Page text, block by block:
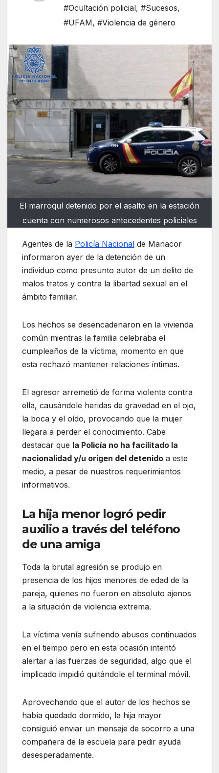
#Ocultación policial, #Sucesos,
#UFAM, #Violencia de género
El marroquí detenido por el asalto en la estación
cuenta con numerosos antecedentes policiales
Agentes de la Policía Nacional de Manacor
informaron ayer de la detención de un
individuo como presunto autor de un delito de
malos tratos y contra la libertad sexual en el
ámbito familiar.
Los hechos se desencadenaron en la vivienda
común mientras la familia celebraba el
cumpleaños de la víctima, momento en que
esta rechazó mantener relaciones íntimas.
El agresor arremetió de forma violenta contra
ella, causándole heridas de gravedad en el ojo,
la boca y el oído, provocando que la mujer
llegara a perder el conocimiento. Cabe
destacar que la Policía no ha facilitado la
nacionalidad y/u origen del detenido a este
medio, a pesar de nuestros requerimientos
informativos.
La hija menor logró pedir
auxilio a través del teléfono
de una amiga
Toda la brutal agresión se produjo en
presencia de los hijos menores de edad de la
pareja, quienes no fueron en absoluto ajenos
a la situación de violencia extrema.
La víctima venía sufriendo abusos continuados
en el tiempo pero en esta ocasión intentó
alertar a las fuerzas de seguridad, algo que el
implicado impidió quitándole el terminal móvil.
Aprovechando que el autor de los hechos se
había quedado dormido, la hija mayor
consiguió enviar un mensaje de socorro a una
compañera de la escuela para pedir ayuda
desesperadamente.